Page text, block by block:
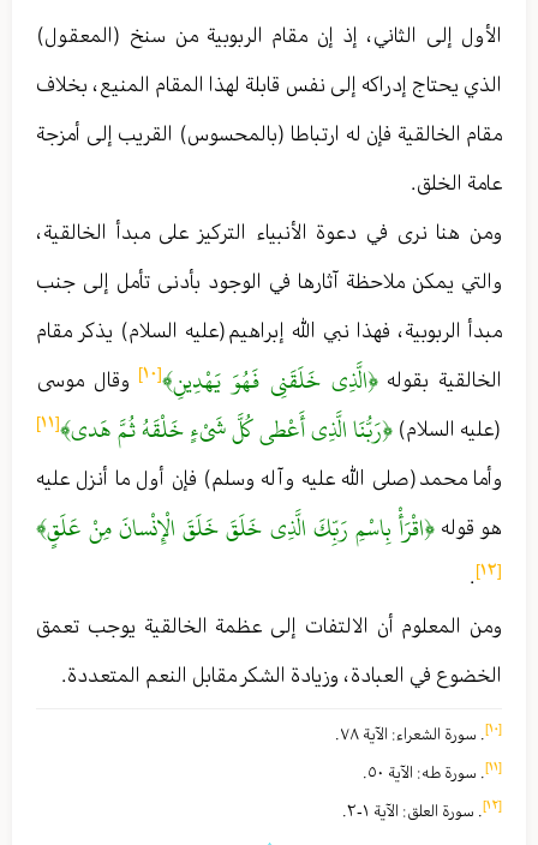
الأول إلى الثاني ، إذ إن مقام الربوبية من سنخ (المعقول)
الذي يحتاج إدراكه إلى نفس قابلة لهذا المقام المنيع ، بخلاف
مقام الخالقية فإن له ارتباطا (بالمحسوس) القريب إلى أمزجة
عامة الخلق .
ومن هنا نرى في دعوة الأنبياء التركيز على مبدأ الخالقية ،
والتي يمكن ملاحظة آثارها في الوجود بأدنى تأمل إلى جنب
مبدأ الربوبية ، فهذا نبي الله إبراهيم (عليه السلام) يذكر مقام
الخالقية بقوله﴿الَّذِي خَلَقَنِي فَهُوَ يَهْدِينِ﴾[١٠]
وقال موسى
(عليه السلام)﴿رَبُّنَا الَّذِي أَعْطى‏ كُلَّ شَيْ‏ءٍ خَلْقَهُ ثُمَّ هَدى‏﴾[١١]
وأما محمد (صلى الله عليه وآله وسلم) فإن أول ما أنزل عليه
هو قوله﴿اقْرَأْ بِاسْمِ رَبِّكَ الَّذِي خَلَقَ خَلَقَ الْإِنْسانَ مِنْ عَلَقٍ﴾
[١٢]
.
ومن المعلوم أن الالتفات إلى عظمة الخالقية يوجب تعمق
الخضوع في العبادة ، وزيادة الشكر مقابل النعم المتعددة .
[١٠] . سورة الشعراء : الآية ٧٨ .
[١١] . سورة طه : الآية ٥٠ .
[١٢] . سورة العلق : الآية ١-٢ .